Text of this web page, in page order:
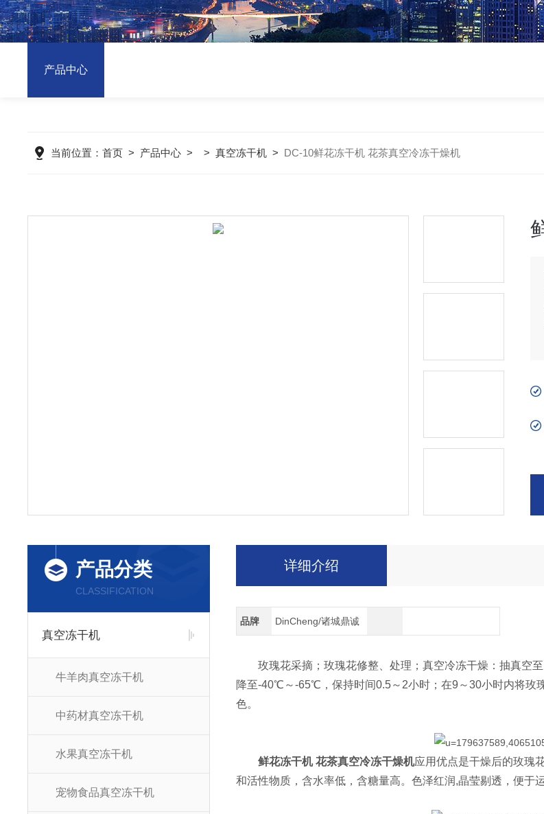
产品中心
当前位置：首页 > 产品中心 > >真空冻干机 > DC-10鲜花冻干机 花茶真空冷冻干燥机
产品分类
CLASSIFICATION
真空冻干机
牛羊肉真空冻干机
中药材真空冻干机
水果真空冻干机
宠物食品真空冻干机
详细介绍
品牌 DinCheng/诸城鼎诚
玫瑰花采摘；玫瑰花修整、处理；真空冷冻干燥：抽真空至
降至-40℃～-65℃，保持时间0.5～2小时；在9～30小时内将玫
色。
鲜花冻干机 花茶真空冷冻干燥机应用优点是干燥后的玫瑰
和活性物质，含水率低，含糖量高。色泽红润,晶莹剔透，便于